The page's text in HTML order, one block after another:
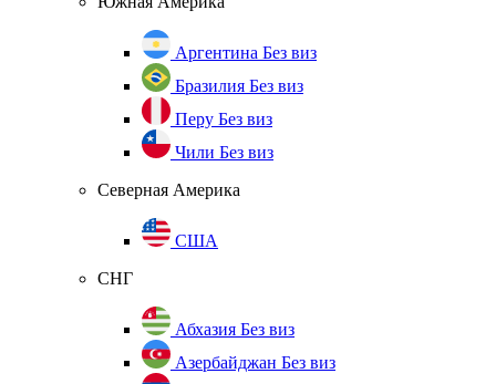
Аргентина Без виз
Бразилия Без виз
Перу Без виз
Чили Без виз
Северная Америка
США
СНГ
Абхазия Без виз
Азербайджан Без виз